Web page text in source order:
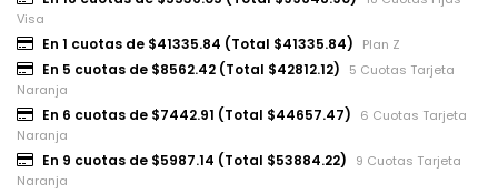
Visa
En 1 cuotas de $41335.84 (Total $41335.84) Plan Z
En 5 cuotas de $8562.42 (Total $42812.12)
5 Cuotas Tarjeta
Naranja
En 6 cuotas de $7442.91 (Total $44657.47)
6 Cuotas Tarjeta
Naranja
En 9 cuotas de $5987.14 (Total $53884.22)
9 Cuotas Tarjeta
Naranja